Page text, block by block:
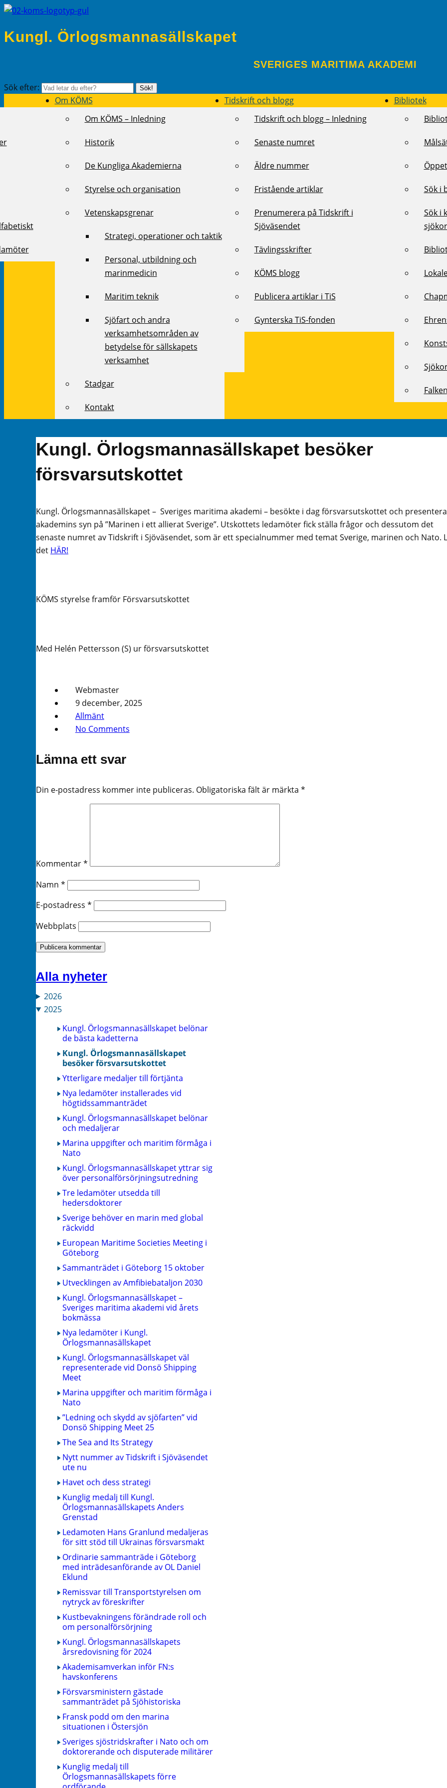
Kungl. Örlogsmannasällskapet
SVERIGES MARITIMA AKADEMI
Sök efter: Sök!
Om KÖMS
Om KÖMS – Inledning
Historik
De Kungliga Akademierna
Styrelse och organisation
Vetenskapsgrenar
Strategi, operationer och taktik
Personal, utbildning och
marinmedicin
Maritim teknik
Sjöfart och andra
verksamhetsområden av
betydelse för sällskapets
verksamhet
Stadgar
Kontakt
Tidskrift och blogg
Tidskrift och blogg – Inledning
Senaste numret
Äldre nummer
Fristående artiklar
Prenumerera på Tidskrift i
Sjöväsendet
Tävlingsskrifter
KÖMS blogg
Publicera artiklar i TiS
Gynterska TiS-fonden
Bibliotek
Sök i
Sök i
Kungl. Örlogsmannasällskapet besöker
försvarsutskottet
Kungl. Örlogsmannasällskapet – Sveriges maritima akademi – besökte i dag försvarsutskottet och
akademins syn på ”Marinen i ett allierat Sverige”. Utskottets ledamöter fick ställa frågor och dessutom det
senaste numret av Tidskrift i Sjöväsendet, som är ett specialnummer med temat Sverige, marinen och Nato.
det HÄR!
KÖMS styrelse framför Försvarsutskottet
Med Helén Pettersson (S) ur försvarsutskottet
Webmaster
9 december, 2025
Allmänt
No Comments
Lämna ett svar
Din e-postadress kommer inte publiceras. Obligatoriska fält är märkta *
Kommentar*
Namn *
E-postadress *
Webbplats
Alla nyheter
2026
2025
Kungl. Örlogsmannasällskapet belönar
de bästa kadetterna
Kungl. Örlogsmannasällskapet
besöker försvarsutskottet
Ytterligare medaljer till förtjänta
Nya ledamöter installerades vid
högtidssammanträdet
Kungl. Örlogsmannasällskapet belönar
och medaljerar
Marina uppgifter och maritim förmåga i
Nato
Kungl. Örlogsmannasällskapet yttrar sig
över personalförsörjningsutredning
Tre ledamöter utsedda till
hedersdoktorer
Sverige behöver en marin med global
räckvidd
European Maritime Societies Meeting i
Göteborg
Sammanträdet i Göteborg 15 oktober
Utvecklingen av Amfibiebataljon 2030
Kungl. Örlogsmannasällskapet –
Sveriges maritima akademi vid årets
bokmässa
Nya ledamöter i Kungl.
Örlogsmannasällskapet
Kungl. Örlogsmannasällskapet väl
representerade vid Donsö Shipping
Meet
Marina uppgifter och maritim förmåga i
Nato
”Ledning och skydd av sjöfarten” vid
Donsö Shipping Meet 25
The Sea and Its Strategy
Nytt nummer av Tidskrift i Sjöväsendet
ute nu
Havet och dess strategi
Kunglig medalj till Kungl.
Örlogsmannasällskapets Anders
Grenstad
Ledamoten Hans Granlund medaljeras
för sitt stöd till Ukrainas försvarsmakt
Ordinarie sammanträde i Göteborg
med inträdesanförande av OL Daniel
Eklund
Remissvar till Transportstyrelsen om
nytryck av föreskrifter
Kustbevakningens förändrade roll och
om personalförsörjning
Kungl. Örlogsmannasällskapets
årsredovisning för 2024
Akademisamverkan inför FN:s
havskonferens
Försvarsministern gästade
sammanträdet på Sjöhistoriska
Fransk podd om den marina
situationen i Östersjön
Sveriges sjöstridskrafter i Nato och om
doktorerande och disputerade militärer
Kunglig medalj till
Örlogsmannasällskapets förre